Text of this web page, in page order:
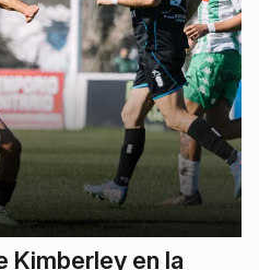
Kimberley en la